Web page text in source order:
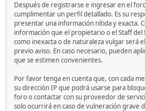
Después de registrarse e ingresar en el
cumplimentar un perfil detallado. Es su
presentar una información nítida y exacta.
información que el propietario o el Staff
como inexacta o de naturaleza vulgar será
previo aviso. En caso necesario, pueden
que se estimen convenientes.
Por favor tenga en cuenta que, con cada
su dirección IP que podrá usarse para
foro o contactar con su proveedor de
solo ocurrirá en caso de vulneración grave